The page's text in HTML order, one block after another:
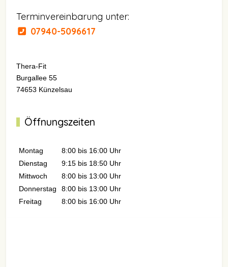
Terminvereinbarung unter:
07940-5096617
Thera-Fit
Burgallee 55
74653 Künzelsau
Öffnungszeiten
Montag
8:00 bis 16:00 Uhr
Dienstag
9:15 bis 18:50 Uhr
Mittwoch
8:00 bis 13:00 Uhr
Donnerstag
8:00 bis 13:00 Uhr
Freitag
8:00 bis 16:00 Uhr